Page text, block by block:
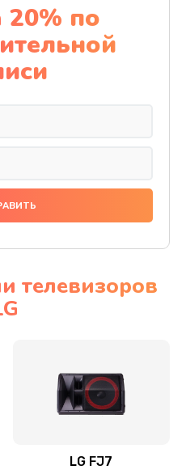
(экрана)
руб.
электроники
привода
клавиш, индикаторов,
20% по
телевизоров
LG FJ7